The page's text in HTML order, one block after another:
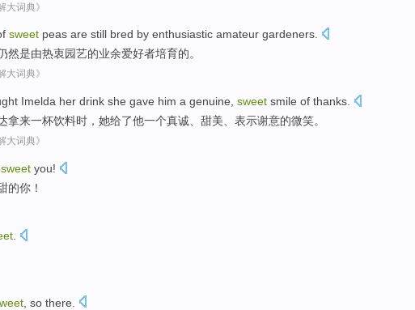
大词典》
sweet peas are still bred by enthusiastic amateur gardeners.
然是由热衷园艺的业余爱好者培育的。
大词典》
Imelda her drink she gave him a genuine sweet smile of thanks
拿来一杯饮料时， 她给了他一个真诚 甜美 、表示谢意的微笑。
大词典》
sweet you!
的你 ！
so there